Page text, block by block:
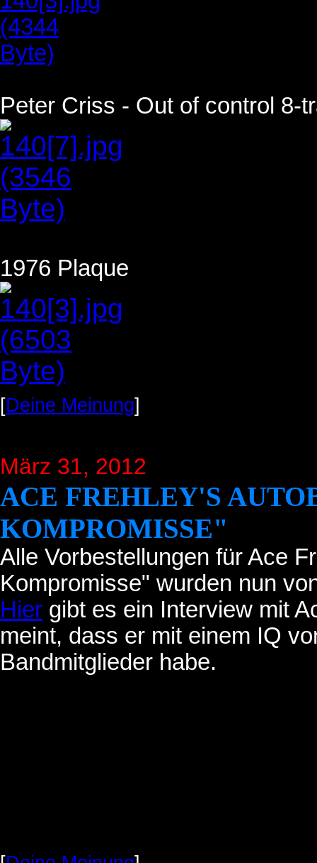
Peter Criss - Out of control 8-
1976 Plaque
[Deine Meinung]
März 31, 2012
ACE FREHLEY'S
KOMPROMISSE"
Alle Vorbestellungen für Ace
Kompromisse" wurden nun
Hier gibt es ein Interview mit
meint, dass er mit einem IQ
Bandmitglieder habe.